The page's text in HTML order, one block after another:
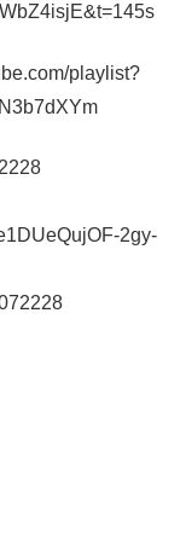
playlist?
2gy-
ーム